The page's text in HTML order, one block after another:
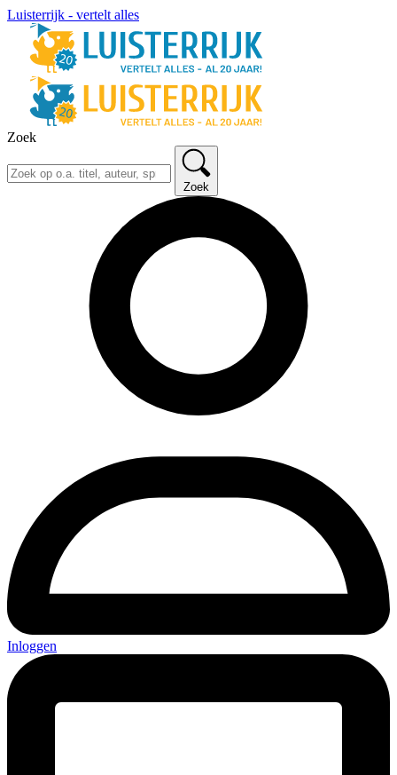
Luisterrijk - vertelt alles
Zoek
Zoek
Inloggen